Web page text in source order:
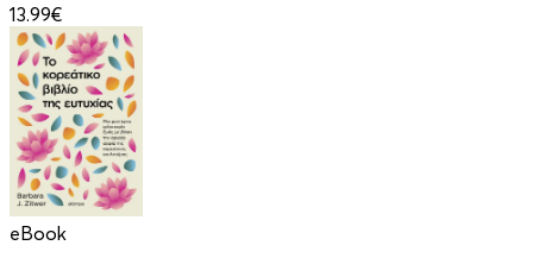
13.99€
eBook